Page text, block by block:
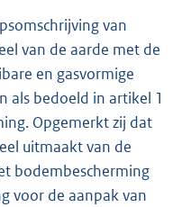
van
van de aarde met de
en gasvormige
als bedoeld in artikel 1
Opgemerkt zij dat
uitmaakt van de
bodembescherming
voor de aanpak van